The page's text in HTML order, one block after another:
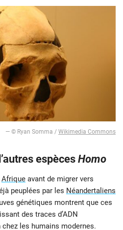
— © Ryan Somma / Wikimedia Commons
espècesHomo
Afrique avant de migrer vers
peuplées par les Néandertaliens
génétiques montrent que ces
des traces d’ADN
les humains modernes.